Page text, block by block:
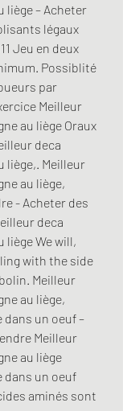
liège – Acheter
légaux
Jeu en deux
Possiblité
par
Meilleur
au liège Oraux
deca
liège,. Meilleur
au liège,
- Acheter des
deca
liège We will,
with the side
Meilleur
au liège,
dans un oeuf –
Meilleur
au liège
dans un oeuf
aminés sont